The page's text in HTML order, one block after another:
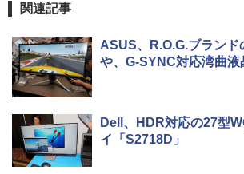
スーパーの裏でヤニ吸
￥810
関連記事
ASUS、R.O.G.ブランド
や、G-SYNC対応湾曲液
Dell、HDR対応の27型
イ「S2718D」